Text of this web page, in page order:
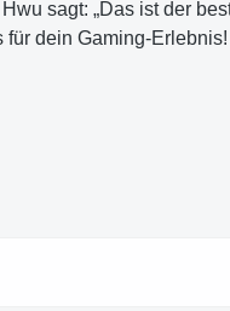
sagt: „Das ist der
für dein Gaming-Erlebnis!